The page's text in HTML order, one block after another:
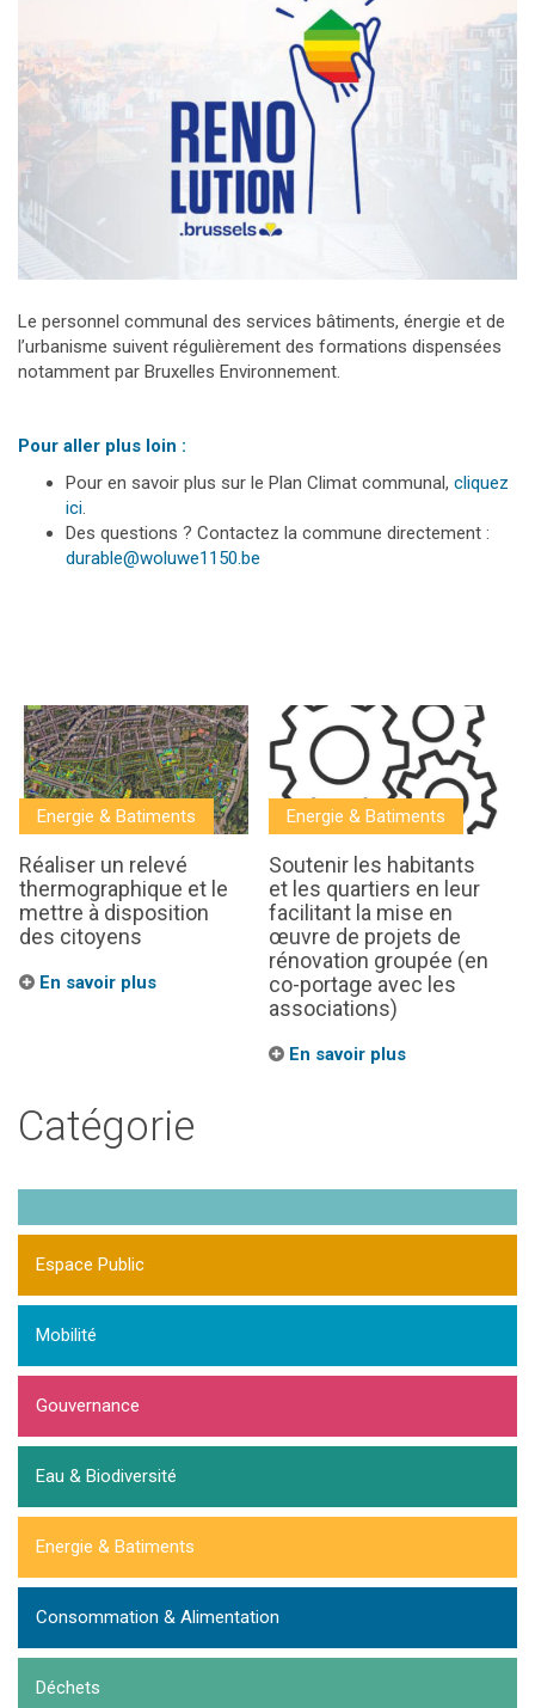
Le personnel communal des services bâtiments, énergie et de
l’urbanisme suivent régulièrement des formations dispensées
notamment par Bruxelles Environnement.
Pour aller plus loin :
Pour en savoir plus sur le Plan Climat communal, cliquez
ici.
Des questions ? Contactez la commune directement :
durable@woluwe1150.be
Energie & Batiments
Réaliser un relevé
thermographique et le
mettre à disposition
des citoyens
En savoir plus
Energie & Batiments
Soutenir les habitants
et les quartiers en leur
facilitant la mise en
œuvre de projets de
rénovation groupée (en
co-portage avec les
associations)
En savoir plus
Catégorie
Espace Public
Mobilité
Gouvernance
Eau & Biodiversité
Energie & Batiments
Consommation & Alimentation
Déchets